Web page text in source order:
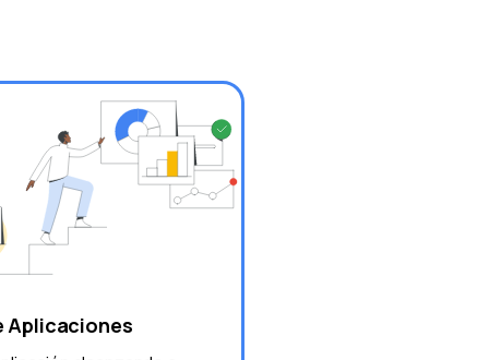
Aplicaciones